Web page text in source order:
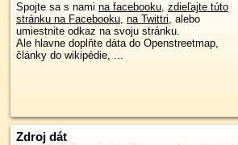
Spojte sa s nami na facebooku, zdieľajte túto
stránku na Facebooku, na Twittri, alebo
umiestnite odkaz na svoju stránku.
Ale hlavne doplňte dáta do Openstreetmap,
články do wikipédie, ...
Zdroj dát